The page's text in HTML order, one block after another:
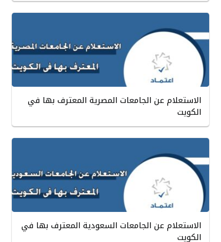
الاستعلام عن الجامعات المصرية المعترف بها في
الكويت
الاستعلام عن الجامعات السعودية المعترف بها في
الكويت